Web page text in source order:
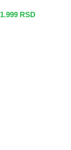
1.999 RSD